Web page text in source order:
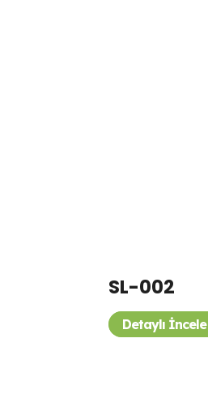
SL-002
Detaylı İncele